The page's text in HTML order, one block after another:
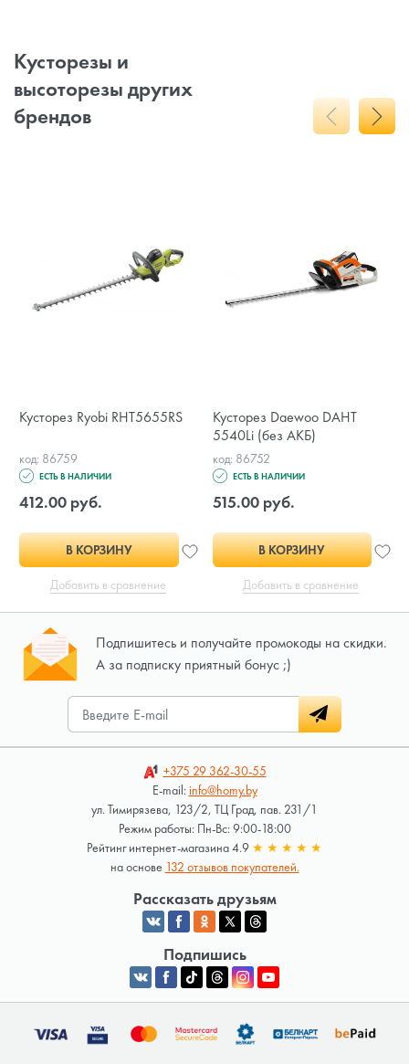
Кусторезы и
высоторезы других
брендов
Кусторез Ryobi RHT5655RS
код: 86759
ЕСТЬ В НАЛИЧИИ
412.00 руб.
В КОРЗИНУ
Добавить в сравнение
Кусторез Daewoo DAHT
5540Li (без АКБ)
код: 86752
ЕСТЬ В НАЛИЧИИ
515.00 руб.
В КОРЗИНУ
Добавить в сравнение
Подпишитесь и получайте промокоды на скидки.
А за подписку приятный бонус ;)
+375 29362-30-55
E-mail:info@homy.by
ул. Тимирязева, 123/2, ТЦ Град, пав. 231/1
Режим работы: Пн-Вс: 9:00-18:00
Рейтинг интернет-магазина 4.9 ★ ★ ★ ★ ★
на основе 132 отзывов покупателей.
Рассказать друзьям
Подпишись